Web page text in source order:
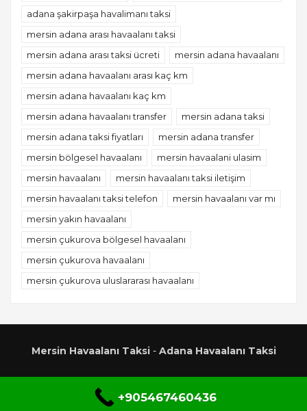
adana şakirpaşa havalimanı taksi
mersin adana arası havaalanı taksi
mersin adana arası taksi ücreti
mersin adana havaalanı
mersin adana havaalanı arası kaç km
mersin adana havaalanı kaç km
mersin adana havaalanı transfer
mersin adana taksi
mersin adana taksi fiyatları
mersin adana transfer
mersin bölgesel havaalanı
mersin havaalani ulasim
mersin havaalanı
mersin havaalanı taksi iletişim
mersin havaalanı taksi telefon
mersin havaalanı var mı
mersin yakın havaalanı
mersin çukurova bölgesel havaalanı
mersin çukurova havaalanı
mersin çukurova uluslararası havaalanı
Mersin Havaalanı Taksi- Adana Havaalanı Taksi
+905467460436